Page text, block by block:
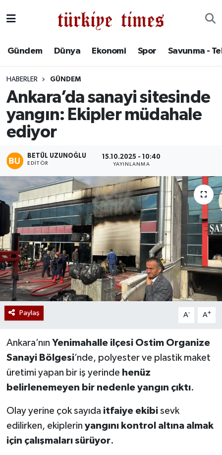
Gündem Dünya Ekonomi Spor Savunma -
HABERLER GÜNDEM
Ankara’da sanayi sitesinde
yangın: Ekipler müdahale
ediyor
BETÜL UZUNOĞLU
EDITÖR
15.10.2025 - 10:40
YAYINLANMA
Paylaş A- A+
Ankara’nın Yenimahalle ilçesi Ostim Organize
Sanayi Bölgesi’nde, polyester ve plastik maket
üretimi yapan bir iş yerinde henüz
belirlenemeyen bir nedenle yangın çıktı.
Olay yerine çok sayıda itfaiye ekibisevk
edilirken, ekiplerin yangını kontrol altına almak
için çalışmaları sürüyor.
Spor
Savunma - Teknoloji
Kültür - Sanat
Yaşam
Süper Lig Puan Durumu ve Fikstür
Tüm Manşetler
Son Dakika Haberleri
Haber Arşivi